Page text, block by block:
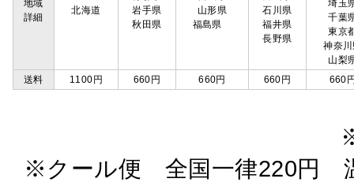
地域
詳細
北海道
岩手県
秋田県
山形県
福島県
石川県
福井県
長野県
埼玉
千葉
東京
神奈
山梨
送料
1100円 660円 660円 660円 660
※クール便 全国一律220円